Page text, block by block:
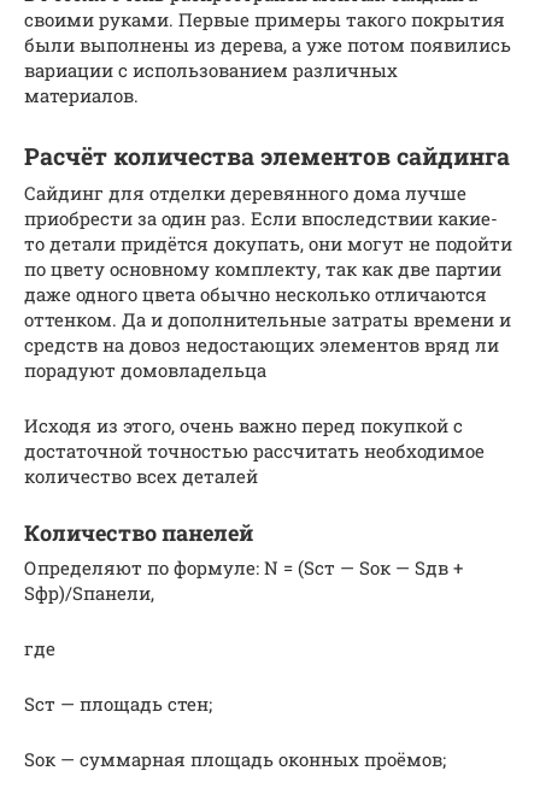
своими руками. Первые примеры такого покрытия
были выполнены из дерева, а уже потом появились
вариации с использованием различных
материалов.
Расчёт количества элементов сайдинга
Сайдинг для отделки деревянного дома лучше
приобрести за один раз. Если впоследствии какие-
то детали придётся докупать, они могут не подойти
по цвету основному комплекту, так как две партии
даже одного цвета обычно несколько отличаются
оттенком. Да и дополнительные затраты времени и
средств на довоз недостающих элементов вряд ли
порадуют домовладельца
Исходя из этого, очень важно перед покупкой с
достаточной точностью рассчитать необходимое
количество всех деталей
Количество панелей
Определяют по формуле: N = (Sст — Sок — Sдв +
Sфр)/Sпанели,
где
Sст — площадь стен;
Sок — суммарная площадь оконных проёмов;